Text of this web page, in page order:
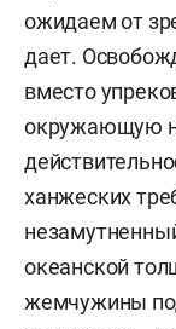
ожидаем от
дает.
вместо
окружающую
ханжеских
океанской
жемчужины